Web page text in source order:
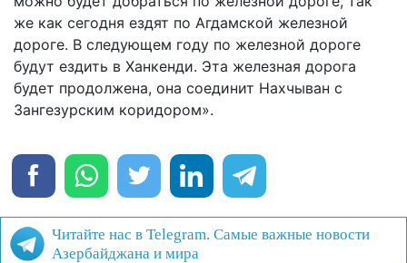
же как сегодня ездят по Агдамской железной
дороге. В следующем году по железной дороге
будут ездить в Ханкенди. Эта железная дорога
будет продолжена, она соединит Нахчыван с
Зангезурским коридором».
Читайте нас в Telegram. Самые важные новости
Азербайджана и мира